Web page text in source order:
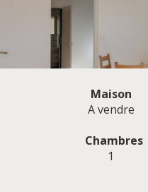
Maison
A vendre
Chambres
1